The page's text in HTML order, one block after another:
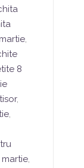
,
8
,
,
,